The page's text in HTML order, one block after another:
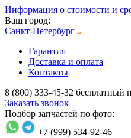
Информация о стоимости и
Ваш город:
Санкт-Петербург
Гарантия
Доставка и оплата
Контакты
8 (800) 333-45-32 бесплатный
Заказать звонок
Подбор запчастей по фото:
+7 (999) 534-92-46